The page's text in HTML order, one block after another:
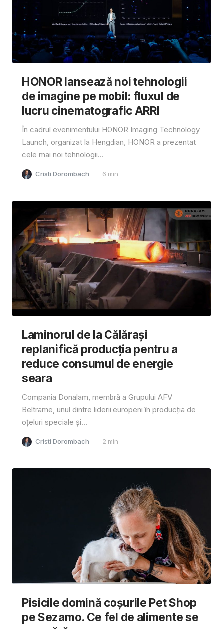
HONOR lansează noi tehnologii
de imagine pe mobil: fluxul de
lucru cinematografic ARRI
În cadrul evenimentului HONOR Imaging Technology
Launch, organizat la Hengdian, HONOR a prezentat
cele mai noi tehnologii...
Cristi Dorombach 6 min
Laminorul de la Călărași
replanifică producția pentru a
reduce consumul de energie
seara
Compania Donalam, membră a Grupului AFV
Beltrame, unul dintre liderii europeni în producția de
oțeluri speciale și...
Cristi Dorombach 2 min
Pisicile domină coșurile Pet Shop
pe Sezamo. Ce fel de alimente se